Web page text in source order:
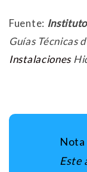
Fuente:
Guías Técnicas
Instalaciones
Este